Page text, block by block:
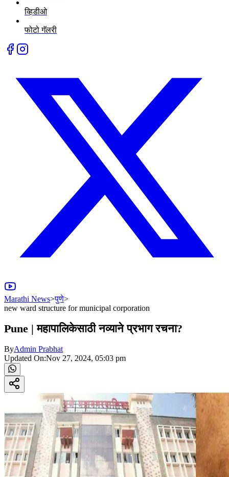
व्हिडीओ
फोटो गॅलरी
Marathi News>पुणे>
new ward structure for municipal corporation
Pune | महापालिकेसाठी नव्याने प्रभाग रचना?
ByAdmin Prabhat
Updated On:Nov 27, 2024, 05:03 pm